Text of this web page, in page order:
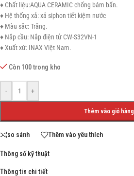
♦ Chất liệu:AQUA CERAMIC chống bám bẩn.
♦ Hệ thống xả: xả siphon tiết kiệm nước
♦ Màu sắc: Trắng.
♦ Nắp cầu: Nắp điện tử CW-S32VN-1
♦ Xuất xứ: INAX Việt Nam.
Còn 100 trong kho
- +
Thêm vào giỏ hàng
so sánh Thêm vào yêu thích
Thông số kỹ thuật
Thông tin chi tiết